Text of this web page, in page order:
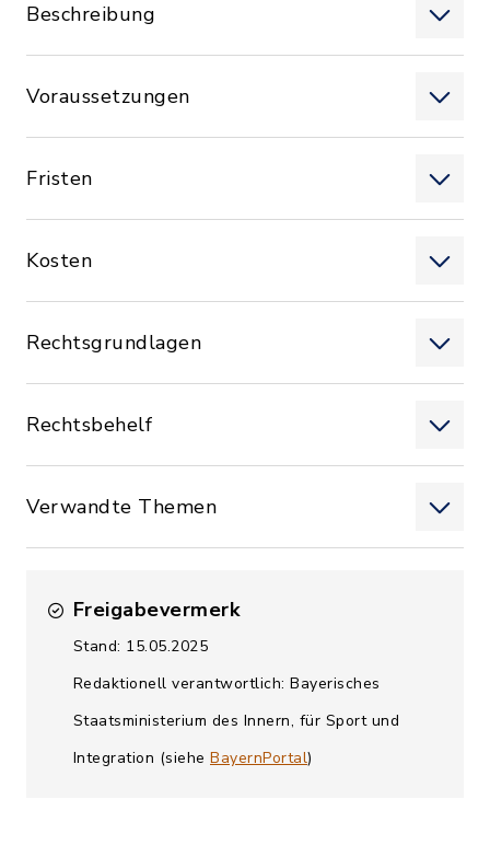
Beschreibung
Voraussetzungen
Fristen
Kosten
Rechtsgrundlagen
Rechtsbehelf
Verwandte Themen
Freigabevermerk
Stand: 15.05.2025
Redaktionell verantwortlich: Bayerisches
Staatsministerium des Innern, für Sport und
Integration (siehe BayernPortal)